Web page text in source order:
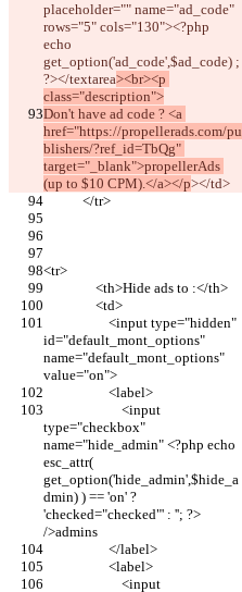
placeholder="" name="ad_code"
rows="5" cols="130"><?php
echo
get_option('ad_code',$ad_code) ;
?></textarea><br><p
class="description">
Don't have ad code ? <a
href="https://propellerads.com/pu
blishers/?ref_id=TbQg"
target="_blank">propellerAds
(up to $10 CPM).</a></p></td>
            </tr>
<tr>
                <th>Hide ads to :</th>
                <td>
id="default_mont_options"
name="default_mont_options"
value="on">
                    <label>
type="checkbox"
name="hide_admin" <?php echo
esc_attr(
get_option('hide_admin',$hide_a
dmin) ) == 'on' ?
'checked="checked"' : ''; ?>
/>admins
                    </label>
                    <label>